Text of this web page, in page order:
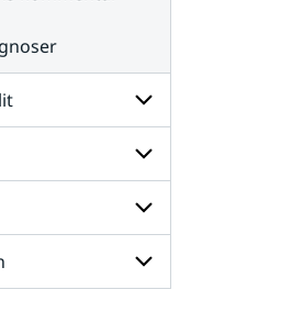
Undersidor
för
Radar
och
satellit
Undersidor
för
Väder
till
havs
Undersidor
för